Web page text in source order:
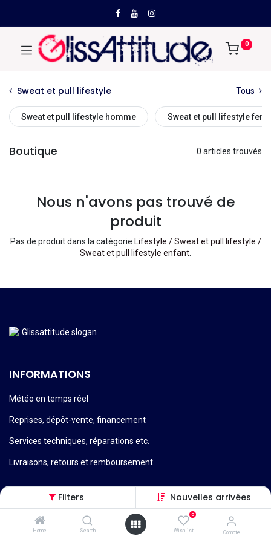
Filters Nouvelles arrivées
Home Search
0
Wishlist Compte
0
Sweat et pull lifestyle Tous
Sweat et pull lifestyle homme Sweat et pull lifestyle
Boutique 0 articles trouvés
Nous n'avons pas trouvé de
produit
Pas de produit dans la catégorie Lifestyle / Sweat et pull lifestyle /
Sweat et pull lifestyle enfant
INFORMATIONS
Météo en temps réel
Reprises, dépôt-vente, financement
Services techniques, réparations etc.
Livraisons, retours et remboursement
Conditions générales de vente